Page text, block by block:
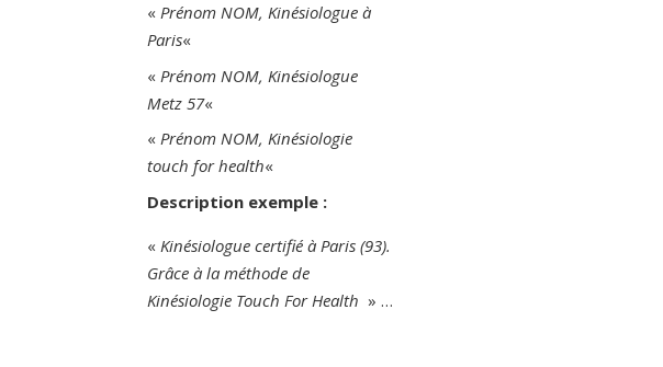
«Prénom NOM, Kinésiologue à
Paris«
« Prénom NOM, Kinésiologue
Metz 57«
«Prénom NOM, Kinésiologie
touch for health«
Description exemple :
« Kinésiologue certifié à Paris (93).
Grâce à la méthode de
Kinésiologie Touch For Health » …